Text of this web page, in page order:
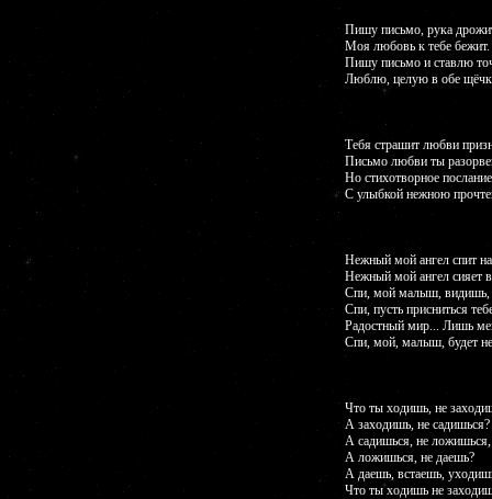
Пишу письмо, рука
Моя любовь к тебе бежит.
Пишу письмо и ставлю
Люблю, целую в обе
Тебя страшит любви
Письмо любви ты
Но стихотворное послание
С улыбкой нежною
Нежный мой ангел спит
Нежный мой ангел сияет
Спи, мой малыш, видишь,
Спи, пусть присниться
Радостный мир... Лишь
Спи, мой, малыш, будет
Что ты ходишь, не
А заходишь, не садишься?
А садишься, не ложишься,
А ложишься, не даешь?
А даешь, встаешь,
Что ты ходишь не